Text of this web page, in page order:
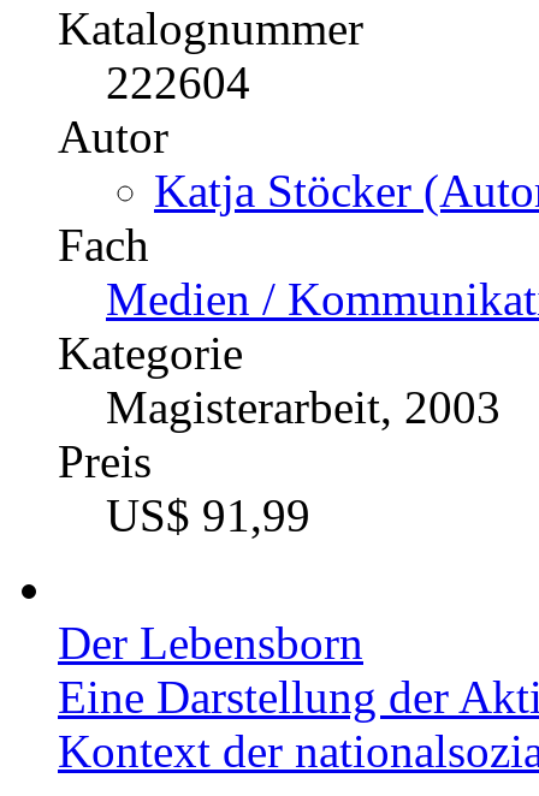
Katalognummer
222604
Autor
Katja Stöcker
Fach
Medien /
Kategorie
Magisterarbeit, 2003
Preis
US$ 91,99
Der Lebensborn
Eine Darstellung der
Kontext der